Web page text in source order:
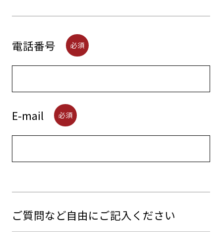
電話番号 必須
E-mail 必須
ご質問など自由にご記入ください